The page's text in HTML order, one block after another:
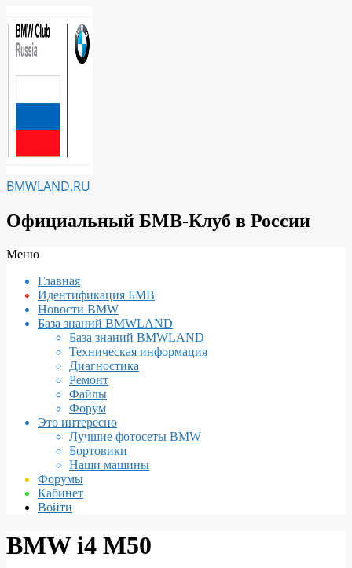
к
содержимому
BMWLAND.RU
Официальный БМВ-Клуб в России
Вторичное
навигации
Меню
Главная
Идентификация БМВ
Новости BMW
База знаний BMWLAND
База знаний BMWLAND
Техническая информация
Диагностика
Ремонт
Файлы
Форум
Это интересно
Лучшие фотосеты BMW
Бортовики
Наши машины
Форумы
Кабинет
Войти
BMW i4 M50